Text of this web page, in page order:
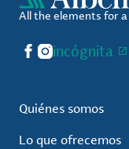
All the elements for
Facebook
Instagram
incógnita
Quiénes somos
Lo que ofrecemos